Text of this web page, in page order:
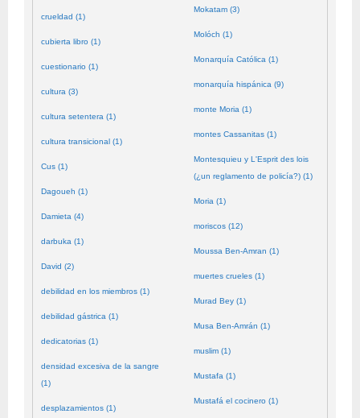
crueldad (1)
cubierta libro (1)
cuestionario (1)
cultura (3)
cultura setentera (1)
cultura transicional (1)
Cus (1)
Dagoueh (1)
Damieta (4)
darbuka (1)
David (2)
debilidad en los miembros (1)
debilidad gástrica (1)
dedicatorias (1)
densidad excesiva de la sangre
(1)
desplazamientos (1)
Mokatam (3)
Molóch (1)
Monarquía Católica (1)
monarquía hispánica (9)
monte Moria (1)
montes Cassanitas (1)
Montesquieu y L'Esprit des lois
(¿un reglamento de policía?) (1)
Moria (1)
moriscos (12)
Moussa Ben-Amran (1)
muertes crueles (1)
Murad Bey (1)
Musa Ben-Amrán (1)
muslim (1)
Mustafa (1)
Mustafá el cocinero (1)